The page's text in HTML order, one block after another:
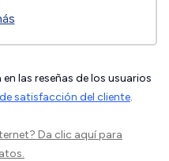
las reseñas de los usuarios
satisfacción del cliente.
Da clic aquípara